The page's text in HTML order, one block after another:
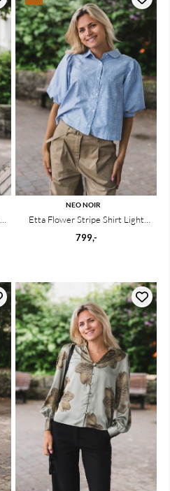
NEO NOIR
Etta Flower Stripe Shirt Light
Blue
799,-